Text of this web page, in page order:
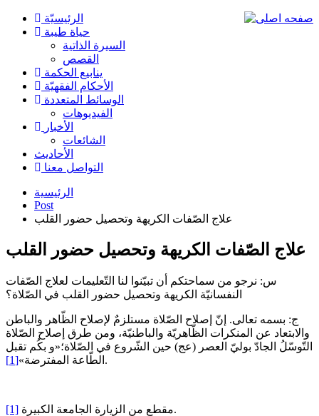
الرئیسیّة
حياة طيبة
السيرة الذاتية
القصص
ينابيع الحكمة
الأحکام الفقهیّة
الوسائط المتعددة
الفیدیوهات
الأخبار
الشائعات
الأحادیث
التواصل معنا
الرئيسية
Post
علاج الصّفات الكريهة وتحصيل حضور القلب
علاج الصّفات الكريهة وتحصيل حضور القلب
س: نرجو من سماحتكم أن تبيّنوا لنا التّعليمات لعلاج الصّفات
النفسانيّة الكريهة وتحصيل حضور القلب في الصّلاة؟
ج: بسمه تعالى. إنّ إصلاح الصّلاة مستلزمٌ لإصلاح الظّاهر والباطن
والابتعاد عن المنكرات الظّاهريّة والباطنيّة، ومن طرق إصلاح الصّلاة
التّوسّلُ الجادّ بوليّ العصر (عج) حين الشّروع في الصّلاة؛«و بكُم تقبل
الطّاعة المفترضة»[1] .
[1] مقطع من الزيارة الجامعة الكبيرة.